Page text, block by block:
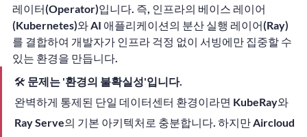
레이터(Operator)입니다. 즉, 인프라의 베이스 레이어
(Kubernetes)와 AI 애플리케이션의 분산 실행 레이어(Ray)
를 결합하여 개발자가 인프라 걱정 없이 서빙에만 집중할 수
있는 환경을 만듭니다.
🛠️ 문제는 '환경의 불확실성'입니다.
완벽하게 통제된 단일 데이터센터 환경이라면 KubeRay와
Ray Serve의 기본 아키텍처로 충분합니다. 하지만 Aircloud